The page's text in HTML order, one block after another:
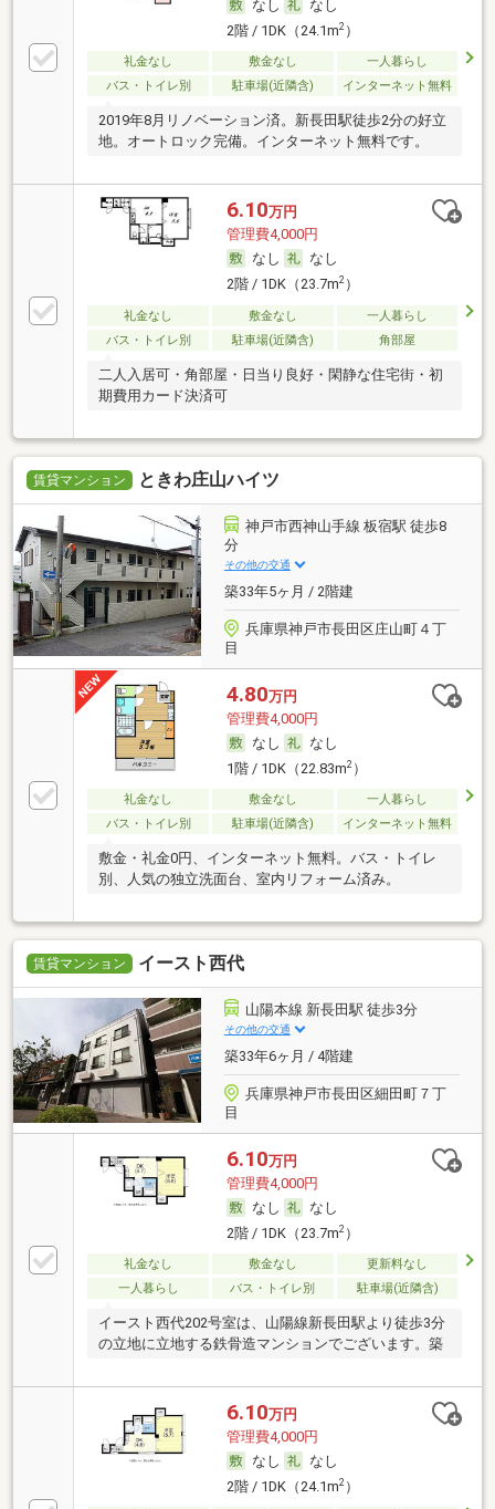
なし
なし
2階 / 1DK（24.1m2）
礼金なし 敷金なし
一人暮らし
バス・トイレ別
駐車場(近隣含) インターネット無料
2019年8月リノベーション済。新長田駅徒歩2分の好立
地。オートロック完備。インターネット無料です。
6.10万円
管理費4,000円
なし
なし
2階 / 1DK（23.7m2）
礼金なし 敷金なし
一人暮らし
バス・トイレ別
駐車場(近隣含) 角部屋
二人入居可・角部屋・日当り良好・閑静な住宅街・初
期費用カード決済可
賃貸マンション ときわ庄山ハイツ
神戸市西神山手線 板宿駅 徒歩8
分
その他の交通
築33年5ヶ月 / 2階建
兵庫県神戸市長田区庄山町４丁
目
4.80万円
管理費4,000円
なし
なし
1階 / 1DK（22.83m2）
礼金なし 敷金なし
一人暮らし
バス・トイレ別
駐車場(近隣含) インターネット無料
敷金・礼金0円、インターネット無料。バス・トイレ
別、人気の独立洗面台、室内リフォーム済み。
賃貸マンション イースト西代
山陽本線 新長田駅 徒歩3分
その他の交通
築33年6ヶ月 / 4階建
兵庫県神戸市長田区細田町７丁
目
6.10万円
管理費4,000円
なし
なし
2階 / 1DK（23.7m2）
礼金なし 敷金なし
更新料なし
一人暮らし
バス・トイレ別 駐車場(近隣含)
イースト西代202号室は、山陽線新長田駅より徒歩3分
の立地に立地する鉄骨造マンションでございます。築
6.10万円
管理費4,000円
なし
なし
2階 / 1DK（24.1m2）